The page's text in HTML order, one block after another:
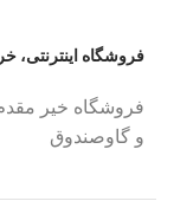
فروشگاه اینترنتی،
و گاوصندوق